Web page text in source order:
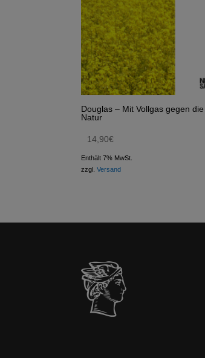
Douglas – Mit Vollgas gegen die
Natur
14,90€
Enthält 7% MwSt.
zzgl.Versand